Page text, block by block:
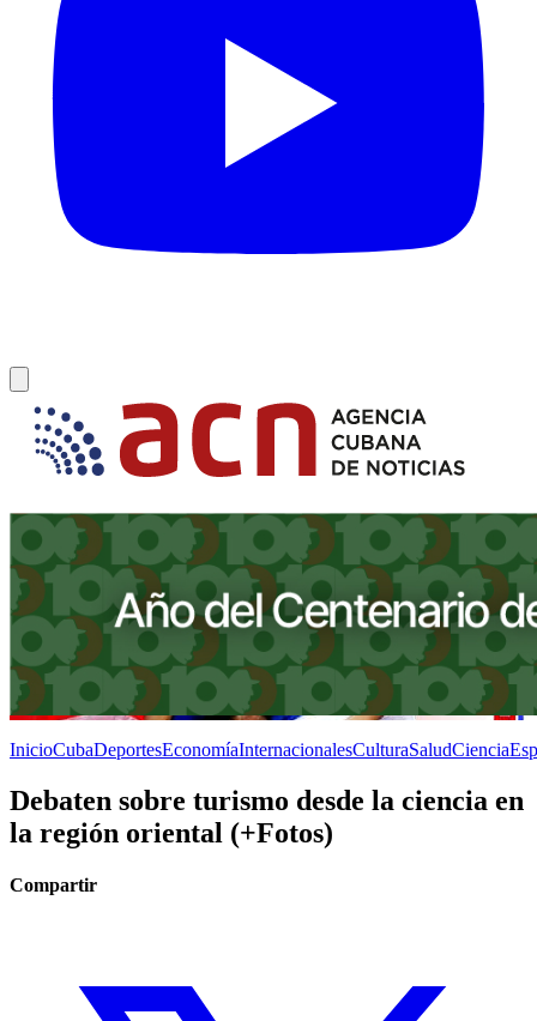
InicioCubaDeportesEconomíaInternacionalesCulturaSaludCiencia
Debaten sobre turismo desde la ciencia en
la región oriental (+Fotos)
Compartir